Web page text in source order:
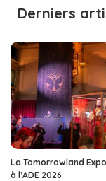
Derniers
La Tomorrowland
à l’ADE 2026